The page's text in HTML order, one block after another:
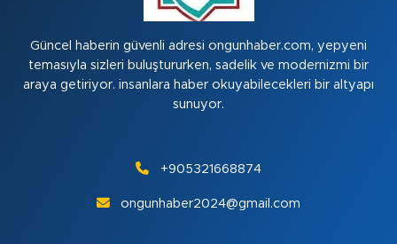
Güncel haberin güvenli adresi ongunhaber.com, yepyeni
temasıyla sizleri buluştururken, sadelik ve modernizmi bir
araya getiriyor. insanlara haber okuyabilecekleri bir altyapı
sunuyor.
+905321668874
ongunhaber2024@gmail.com